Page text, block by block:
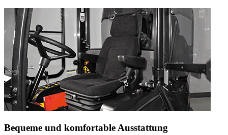
Bequeme und komfortable Ausstattung